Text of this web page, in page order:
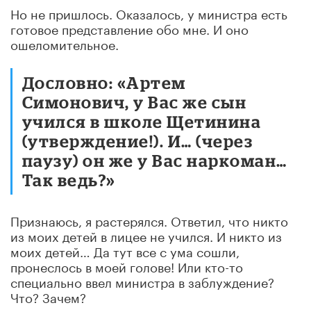
Но не пришлось. Оказалось, у министра есть
готовое представление обо мне. И оно
ошеломительное.
Дословно: «Артем
Симонович, у Вас же сын
учился в школе Щетинина
(утверждение!). И… (через
паузу) он же у Вас наркоман…
Так ведь?»
Признаюсь, я растерялся. Ответил, что никто
из моих детей в лицее не учился. И никто из
моих детей… Да тут все с ума сошли,
пронеслось в моей голове! Или кто-то
специально ввел министра в заблуждение?
Что? Зачем?